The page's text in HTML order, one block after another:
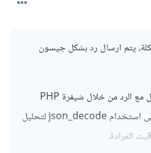
يتم ارسال رد بشكل جيسون
يرجح أن هنالك مشكلة بالتعامل مع الرد من خلال شيفرة PHP
لديك، قد يكون هنالك حاجة إلى استخدام json_decode لتحليل
المرادة،